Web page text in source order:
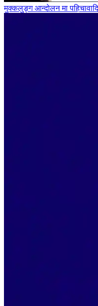
मुक्कलुङ्ग आन्दोलन मा पहिचावादि